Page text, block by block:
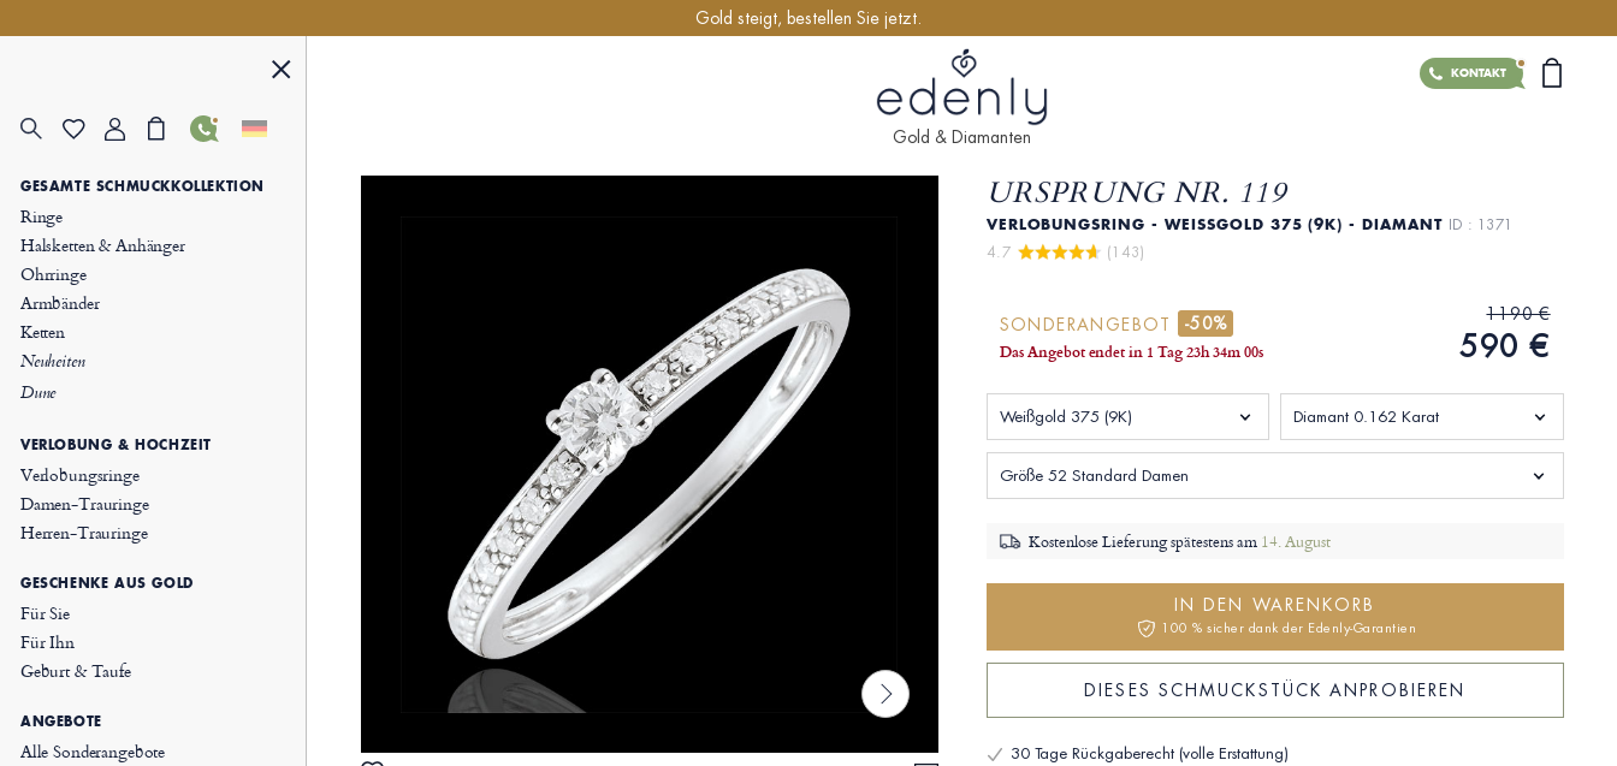
GESAMTE SCHMUCKKOLLEKTION
Ringe
Halsketten & Anhänger
Ohrringe
Armbänder
Ketten
Neuheiten
Dune
VERLOBUNG & HOCHZEIT
Verlobungsringe
Damen-Trauringe
Herren-Trauringe
GESCHENKE AUS GOLD
Für Sie
Für Ihn
Geburt & Taufe
ANGEBOTE
Alle Sonderangebote
Gold steigt, bestellen Sie jetzt.
KONTAKT
Gold & Diamanten
URSPRUNG NR. 119
VERLOBUNGSRING - WEISSGOLD 375 (9K) - DIAMANT ID : 1371
4.7
(143)
SONDERANGEBOT
-50%
Das Angebot endet in 1 Tag23h33m59s
1190 €
590 €
Weißgold 375 (9K) Diamant 0.162 Karat
Größe 52 Standard Damen
Kostenlose Lieferung spätestens am 14. August
IN DEN WARENKORB
100 % sicher dank der Edenly-Garantien
DIESES SCHMUCKSTÜCK ANPROBIEREN
30 Tage Rückgaberecht (volle Erstattung)